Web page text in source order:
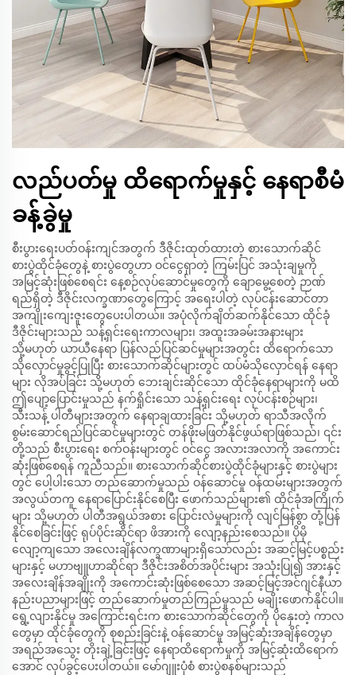
လည်ပတ်မှု ထိရောက်မှုနှင့် နေရာစီမံ
ခန့်ခွဲမှု
စီးပွားရေးပတ်ဝန်းကျင်အတွက် ဒီဇိုင်းထုတ်ထားတဲ့ စားသောက်ဆိုင်
စားပွဲထိုင်ခုံတွေနဲ့ စားပွဲတွေဟာ ဝင်ငွေရှာတဲ့ ကြမ်းပြင် အသုံးချမှုကို
အမြင့်ဆုံးဖြစ်စေရင်း နေ့စဉ်လုပ်ဆောင်မှုတွေကို ချောမွေ့စေတဲ့ ဉာဏ်
ရည်ရှိတဲ့ ဒီဇိုင်းလက္ခဏာတွေကြောင့် အရေးပါတဲ့ လုပ်ငန်းဆောင်တာ
အကျိုးကျေးဇူးတွေပေးပါတယ်။ အပုံလိုက်ချိတ်ဆက်နိုင်သော ထိုင်ခုံ
ဒီဇိုင်းများသည် သန့်ရှင်းရေးကာလများ၊ အထူးအခမ်းအနားများ
သို့မဟုတ် ယာယီနေရာ ပြန်လည်ပြင်ဆင်မှုများအတွင်း ထိရောက်သော
သိုလှောင်မှုခွင့်ပြုပြီး စားသောက်ဆိုင်များတွင် ထပ်မံသိုလှောင်ရန် နေရာ
များ လိုအပ်ခြင်း သို့မဟုတ် ဘေးချင်းဆိုင်သော ထိုင်ခုံနေရာများကို မထိ
ဤပျော့ပြောင်းမှုသည် နက်ရှိုင်းသော သန့်ရှင်းရေး လုပ်ငန်းစဉ်များ၊
သီးသန့် ပါတီများအတွက် နေရာချထားခြင်း သို့မဟုတ် ရာသီအလိုက်
စွမ်းဆောင်ရည်ပြင်ဆင်မှုများတွင် တန်ဖိုးမဖြတ်နိုင်ဖွယ်ရာဖြစ်သည်၊ ၎င်း
တို့သည် စီးပွားရေး စက်ဝန်းများတွင် ဝင်ငွေ အလားအလာကို အကောင်း
ဆုံးဖြစ်စေရန် ကူညီသည်။ စားသောက်ဆိုင်စားပွဲထိုင်ခုံများနှင့် စားပွဲများ
တွင် ပေါ့ပါးသော တည်ဆောက်မှုသည် ဝန်ဆောင်မှု ဝန်ထမ်းများအတွက်
အလွယ်တကူ နေရာပြောင်းနိုင်စေပြီး ဖောက်သည်များ၏ ထိုင်ခုံအကြိုက်
များ သို့မဟုတ် ပါတီအရွယ်အစား ပြောင်းလဲမှုများကို လျင်မြန်စွာ တုံ့ပြန်
နိုင်စေခြင်းဖြင့် ရုပ်ပိုင်းဆိုင်ရာ ဖိအားကို လျော့နည်းစေသည်။ ပိုမို
လျော့ကျသော အလေးချိန်လက္ခဏာများရှိသော်လည်း အဆင့်မြင့်ပစ္စည်း
များနှင့် မဟာဗျူဟာဆိုင်ရာ ဒီဇိုင်းအစိတ်အပိုင်းများ အသုံးပြု၍ အားနှင့်
အလေးချိန်အချိုးကို အကောင်းဆုံးဖြစ်စေသော အဆင့်မြင့်အင်ဂျင်နီယာ
နည်းပညာများဖြင့် တည်ဆောက်မှုတည်ကြည်မှုသည် မချိုးဖောက်နိုင်ပါ။
ရွေ့လျားနိုင်မှု အကြောင်းရင်းက စားသောက်ဆိုင်တွေကို ပိုနှေးတဲ့ ကာလ
တွေမှာ ထိုင်ခုံတွေကို စုစည်းခြင်းနဲ့ ဝန်ဆောင်မှု အမြင့်ဆုံးအချိန်တွေမှာ
အရည်အသွေး တိုးချဲ့ခြင်းဖြင့် နေရာထိရောက်မှုကို အမြင့်ဆုံးထိရောက်
အောင် လုပ်ခွင့်ပေးပါတယ်။ မော်ဂျူးပုံစံ စားပွဲစနစ်များသည်